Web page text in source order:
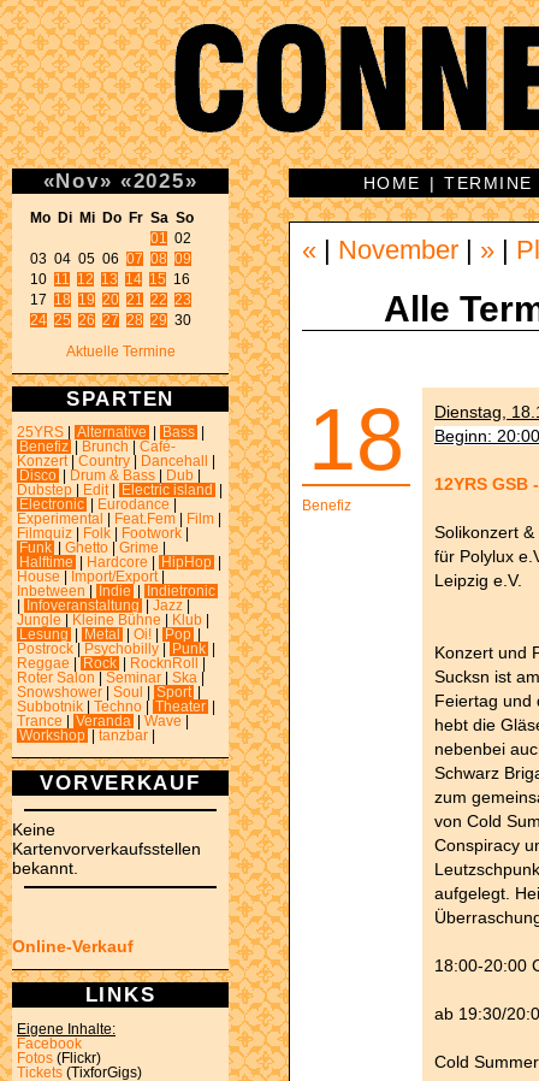
«Nov» «2025»
Mo Di Mi Do Fr Sa So
01
02
03 04 05 06 07 08 09
10 11 12 13 14 15 16
17 18 19 20 21 22 23
24 25 26 27 28 29 30
Aktuelle Termine
SPARTEN
25YRS Alternative Bass
Benefiz
Brunch
Café-
Konzert
Country Dancehall
Disco
Drum & Bass Dub
Dubstep
Edit Electric island
Electronic
Eurodance
Experimental
Feat.Fem Film
Filmquiz
Folk Footwork
Funk
Ghetto Grime
Halftime
Hardcore HipHop
House
Import/Export
Inbetween
Indie
Indietronic
Infoveranstaltung Jazz
Jungle
Kleine Bühne Klub
Lesung
Metal Oi! Pop
Postrock
Psychobilly Punk
Reggae
Rock RocknRoll
Roter Salon
Seminar Ska
Snowshower
Soul Sport
Subbotnik
Techno Theater
Trance
Veranda Wave
Workshop
tanzbar
VORVERKAUF
Keine
Kartenvorverkaufsstellen
bekannt.
Online-Verkauf
LINKS
Eigene Inhalte:
Facebook
Fotos (Flickr)
Tickets (TixforGigs)
HOME |TERMINE
« November »
Alle
18
Benefiz
Dienstag,
Beginn:
12YRS
Solikonzert &
für Polylux
Leipzig e.V.
Konzert und
Sucksn ist
Feiertag und
hebt die
nebenbei
Schwarz
zum
von Cold
Conspiracy
aufgelegt.
18:00-20:00
ab 19:30/
Cold